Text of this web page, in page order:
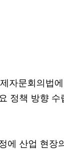
자문회의법
정책 방향
에 산업 현장